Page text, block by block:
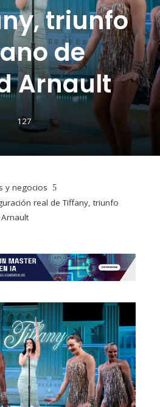
triunfo
de
Arnault
127
y negocios
real de Tiffany, triunfo